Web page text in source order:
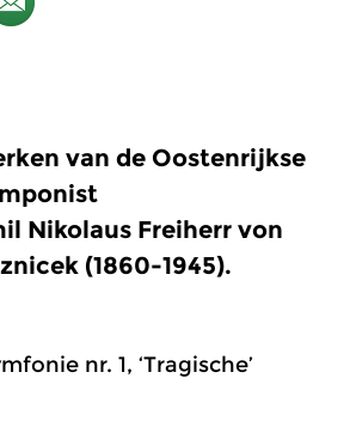
van de Oostenrijkse
Nikolaus Freiherr von
(1860-1945).
nr. 1, ‘Tragische’